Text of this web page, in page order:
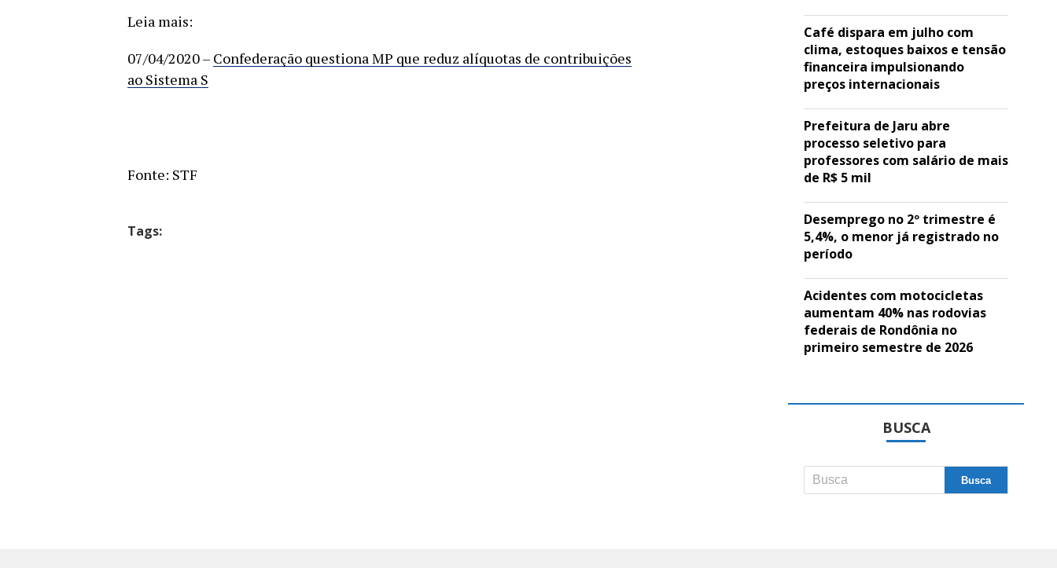
Leia mais:
07/04/2020 – Confederação questiona MP que reduz alíquotas de contribuições
ao Sistema S
Fonte: STF
Tags:
Café dispara em julho com
clima, estoques baixos e tensão
financeira impulsionando
preços internacionais
Prefeitura de Jaru abre
processo seletivo para
professores com salário de mais
de R$ 5 mil
Desemprego no 2º trimestre é
5,4%, o menor já registrado no
período
Acidentes com motocicletas
aumentam 40% nas rodovias
federais de Rondônia no
primeiro semestre de 2026
BUSCA